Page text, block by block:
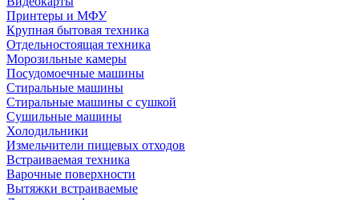
Принтеры и МФУ
Крупная бытовая техника
Отдельностоящая техника
Морозильные камеры
Посудомоечные машины
Стиральные машины
Стиральные машины с сушкой
Сушильные машины
Холодильники
Измельчители пищевых отходов
Встраиваемая техника
Варочные поверхности
Вытяжки встраиваемые